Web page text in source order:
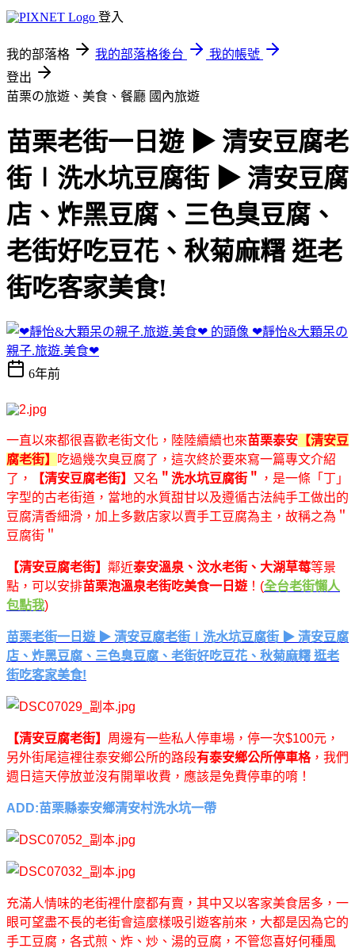
登入
我的部落格 我的部落格後台
我的帳號
登出
苗栗の旅遊、美食、餐廳 國內旅遊
苗栗老街一日遊 ▶ 清安豆腐老
街∣洗水坑豆腐街 ▶ 清安豆腐
店、炸黑豆腐、三色臭豆腐、
老街好吃豆花、秋菊麻糬 逛老
街吃客家美食!
❤靜怡&大顆呆の
親子.旅遊.美食❤
6年前
一直以來都很喜歡老街文化，陸陸續續也來苗栗泰安 【清安豆
腐老街】
吃過幾次臭豆腐了，這次終於要來寫一篇專文介紹
了，
【清安豆腐老街】 又名 ＂洗水坑豆腐街＂ ，是一條「丁」
字型的古老街道，當地的水質甜甘以及遵循古法純手工做出的
豆腐清香細滑，加上多數店家以賣手工豆腐為主，故稱之為＂
豆腐街＂
【清安豆腐老街】 鄰近泰安溫泉、汶水老街、大湖草莓等景
點，可以安排苗栗泡溫泉老街吃美食一日遊 ！(全台老街懶人
包點我)
苗栗老街一日遊 ▶ 清安豆腐老街∣洗水坑豆腐街 ▶ 清安豆腐
店、炸黑豆腐、三色臭豆腐、老街好吃豆花、秋菊麻糬 逛老
街吃客家美食!
【清安豆腐老街】 周邊有一些私人停車場，停一次$100元，
另外街尾這裡往泰安鄉公所的路段有泰安鄉公所停車格，我們
週日這天停放並沒有開單收費，應該是免費停車的唷！
ADD:苗栗縣泰安鄉清安村洗水坑一帶
充滿人情味的老街裡什麼都有賣，其中又以客家美食居多，一
眼可望盡不長的老街會這麼樣吸引遊客前來，大都是因為它的
手工豆腐，各式煎、炸、炒、湯的豆腐，不管您喜好何種風